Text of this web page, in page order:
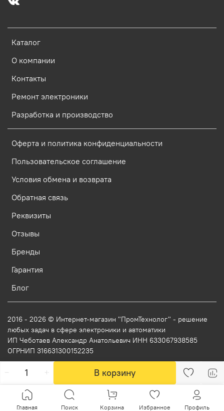
В корзину
Каталог
О компании
Контакты
Ремонт электроники
Разработка и производство
Оферта и политика конфиденциальности
Пользовательское соглашение
Условия обмена и возврата
Обратная связь
Реквизиты
Отзывы
Бренды
Гарантия
Блог
2016 - 2026 © Интернет-магазин "ПромТехнолог" - решение
любых задач в сфере электроники и автоматики
ИП Чеботаев Александр Анатольевич ИНН 633067938585
ОГРНИП 316631300152235
Главная Поиск Корзина Избранное Профиль